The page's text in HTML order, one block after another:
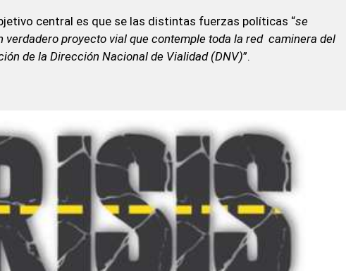
central es que se las distintas fuerzas políticas “se
verdadero proyecto vial que contemple toda la red caminera del
de la Dirección Nacional de Vialidad (DNV)”.